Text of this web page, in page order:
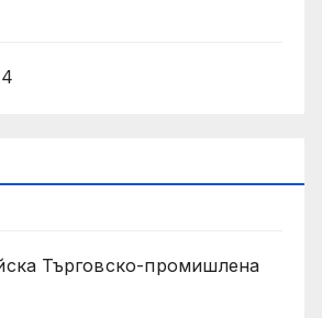
Търговско-промишлена